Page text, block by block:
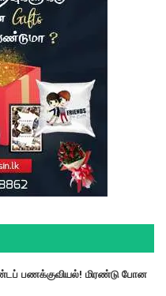
பணக்குவியல்! மிரண்டு போன